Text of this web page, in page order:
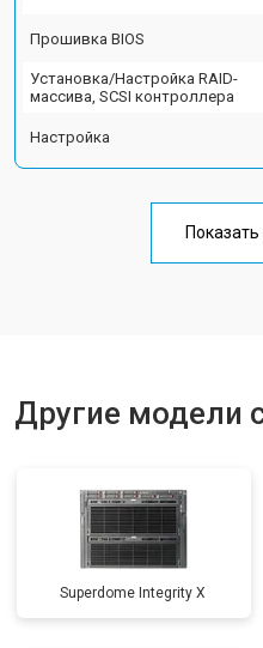
Прошивка BIOS
Установка/Настройка RAID-
массива, SCSI контроллера
Настройка
Другие модели
Superdome Integrity Х